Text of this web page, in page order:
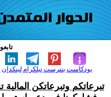
لينكدإن تيلكرامبنترست بودكاست
تبرعاتكم وتبرعاتكن